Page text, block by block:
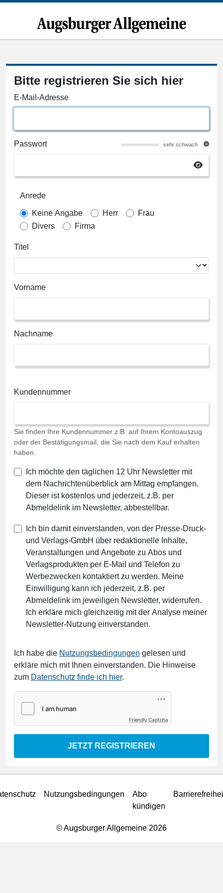
Bitte registrieren Sie sich hier
E-Mail-Adresse
Passwort sehr schwach
Anrede
Keine Angabe Herr
Frau
Divers
Firma
Titel
Vorname
Nachname
Kundennummer
Sie finden Ihre Kundennummer z.B. auf Ihrem Kontoauszug
oder der Bestätigungsmail, die Sie nach dem Kauf erhalten
haben.
Ich möchte den täglichen 12 Uhr Newsletter mit
dem Nachrichtenüberblick am Mittag empfangen.
Dieser ist kostenlos und jederzeit, z.B. per
Abmeldelink im Newsletter, abbestellbar.
Ich bin damit einverstanden, von der Presse-Druck-
und Verlags-GmbH über redaktionelle Inhalte,
Veranstaltungen und Angebote zu Abos und
Verlagsprodukten per E-Mail und Telefon zu
Werbezwecken kontaktiert zu werden. Meine
Einwilligung kann ich jederzeit, z.B. per
Abmeldelink im jeweiligen Newsletter, widerrufen.
Ich erkläre mich gleichzeitig mit der Analyse meiner
Newsletter-Nutzung einverstanden.
Ich habe die Nutzungsbedingungen gelesen und
erkläre mich mit Ihnen einverstanden. Die Hinweise
zum Datenschutz finde ich hier.
Friendly Captcha
JETZT REGISTRIEREN
Nutzungsbedingungen
Abo
kündigen
© Augsburger Allgemeine 2026